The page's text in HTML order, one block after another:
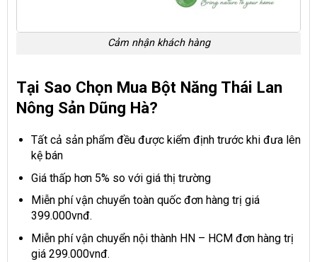
Cảm nhận khách hàng
Tại Sao Chọn Mua Bột Năng Thái Lan
Nông Sản Dũng Hà?
Tất cả sản phẩm đều được kiểm định trước khi đưa lên
kệ bán
Giá thấp hơn 5% so với giá thị trường
Miễn phí vận chuyển toàn quốc đơn hàng trị giá
399.000vnđ.
Miễn phí vận chuyển nội thành HN – HCM đơn hàng trị
giá 299.000vnđ.